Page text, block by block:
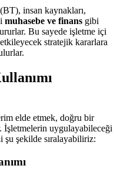
insan kaynakları,
muhasebe ve finans gibi
Bu sayede işletme içi
stratejik kararlara
elde etmek, doğru bir
İşletmelerin uygulayabileceği
şu şekilde sıralayabiliriz: